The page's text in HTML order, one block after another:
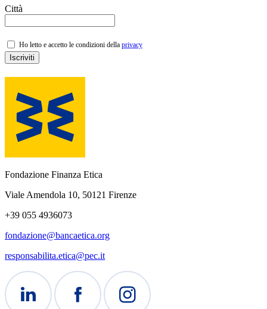
Città
Ho letto e accetto le condizioni della privacy
Iscriviti
Fondazione Finanza Etica
Viale Amendola 10, 50121 Firenze
+39 055 4936073
fondazione@bancaetica.org
responsabilita.etica@pec.it